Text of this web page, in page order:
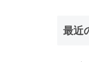
最近